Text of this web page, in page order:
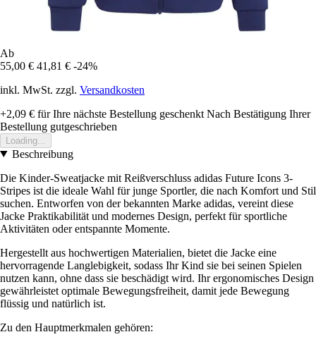
Ab
55,00 € 41,81 € -24%
inkl. MwSt. zzgl. Versandkosten
+2,09 € für Ihre nächste Bestellung geschenkt Nach Bestätigung Ihrer
Bestellung gutgeschrieben
Loading...
Beschreibung
Die Kinder-Sweatjacke mit Reißverschluss adidas Future Icons 3-
Stripes ist die ideale Wahl für junge Sportler, die nach Komfort und Stil
suchen. Entworfen von der bekannten Marke adidas, vereint diese
Jacke Praktikabilität und modernes Design, perfekt für sportliche
Aktivitäten oder entspannte Momente.
Hergestellt aus hochwertigen Materialien, bietet die Jacke eine
hervorragende Langlebigkeit, sodass Ihr Kind sie bei seinen Spielen
nutzen kann, ohne dass sie beschädigt wird. Ihr ergonomisches Design
gewährleistet optimale Bewegungsfreiheit, damit jede Bewegung
flüssig und natürlich ist.
Zu den Hauptmerkmalen gehören: